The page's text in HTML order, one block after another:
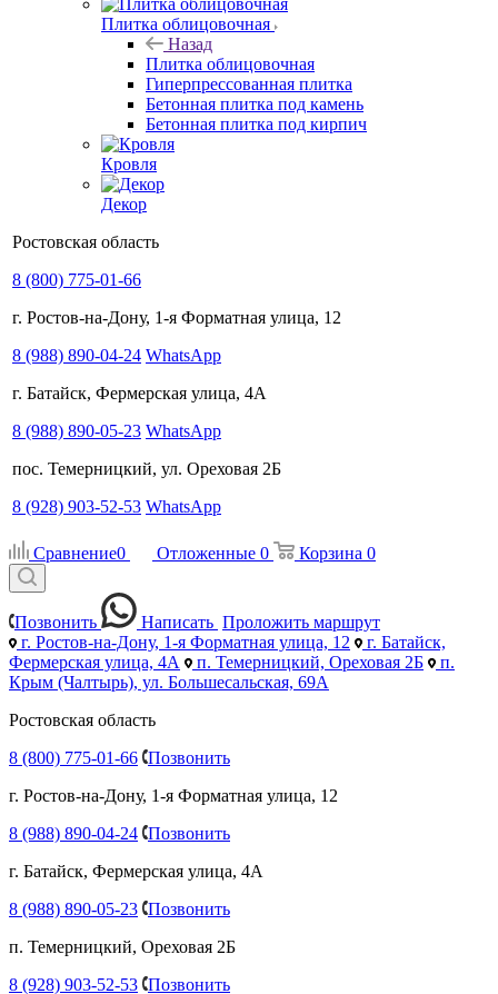
Плитка облицовочная
Назад
Плитка облицовочная
Гиперпрессованная плитка
Бетонная плитка под камень
Бетонная плитка под кирпич
Кровля
Декор
Ростовская область
8 (800) 775-01-66
г. Ростов-на-Дону, 1-я Форматная улица, 12
8 (988) 890-04-24 WhatsApp
г. Батайск, Фермерская улица, 4А
8 (988) 890-05-23 WhatsApp
пос. Темерницкий, ул. Ореховая 2Б
8 (928) 903-52-53 WhatsApp
Сравнение0 Отложенные 0 Корзина 0
Позвонить Написать Проложить маршрут
г. Ростов-на-Дону, 1-я Форматная улица, 12
г. Батайск,
Фермерская улица, 4А
п. Темерницкий, Ореховая 2Б
п.
Крым (Чалтырь), ул. Большесальская, 69А
Ростовская область
8 (800) 775-01-66 Позвонить
г. Ростов-на-Дону, 1-я Форматная улица, 12
8 (988) 890-04-24 Позвонить
г. Батайск, Фермерская улица, 4А
8 (988) 890-05-23 Позвонить
п. Темерницкий, Ореховая 2Б
8 (928) 903-52-53 Позвонить